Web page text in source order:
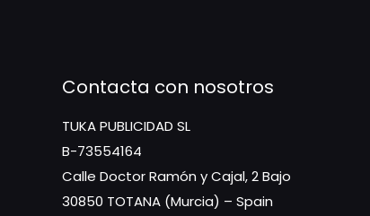
Contacta con nosotros
TUKA PUBLICIDAD SL
B-73554164
Calle Doctor Ramón y Cajal, 2 Bajo
30850 TOTANA (Murcia) – Spain